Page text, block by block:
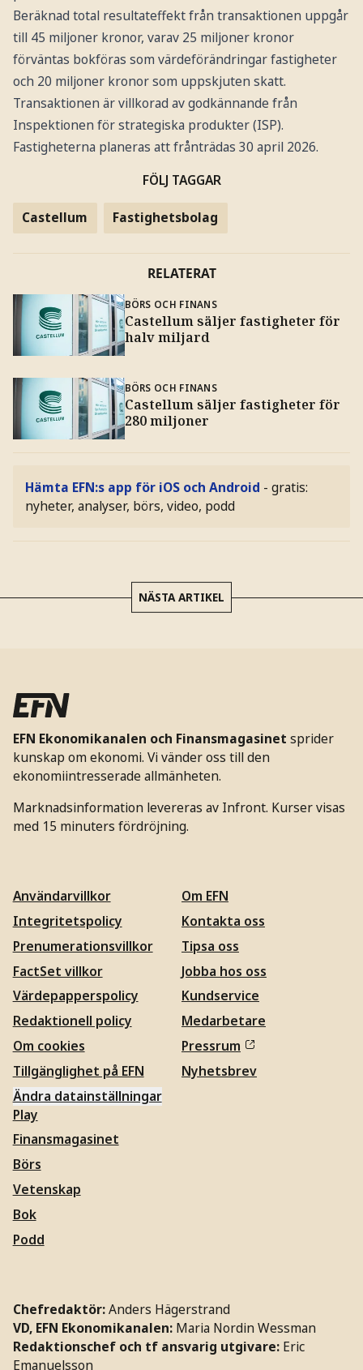
Beräknad total resultateffekt från transaktionen uppgår
till 45 miljoner kronor, varav 25 miljoner kronor
förväntas bokföras som värdeförändringar fastigheter
och 20 miljoner kronor som uppskjuten skatt.
Transaktionen är villkorad av godkännande från
Inspektionen för strategiska produkter (ISP).
Fastigheterna planeras att frånträdas 30 april 2026.
FÖLJ TAGGAR
Castellum Fastighetsbolag
RELATERAT
BÖRS OCH FINANS
Castellum säljer fastigheter för
halv miljard
BÖRS OCH FINANS
Castellum säljer fastigheter för
280 miljoner
Hämta EFN:s app för iOS och Android - gratis:
nyheter, analyser, börs, video, podd
NÄSTA ARTIKEL
EFN Ekonomikanalen och Finansmagasinet sprider
kunskap om ekonomi. Vi vänder oss till den
ekonomiintresserade allmänheten.
Marknadsinformation levereras av Infront. Kurser visas
med 15 minuters fördröjning.
Användarvillkor
Integritetspolicy
Prenumerationsvillkor
FactSet villkor
Värdepapperspolicy
Redaktionell policy
Om cookies
Tillgänglighet på EFN
Ändra datainställningar
Om EFN
Kontakta oss
Tipsa oss
Jobba hos oss
Kundservice
Medarbetare
Pressrum
Nyhetsbrev
Play
Finansmagasinet
Börs
Vetenskap
Bok
Podd
Chefredaktör:Anders Hägerstrand
VD, EFN Ekonomikanalen: Maria Nordin Wessman
Redaktionschef och tf ansvarig utgivare: Eric
Emanuelsson